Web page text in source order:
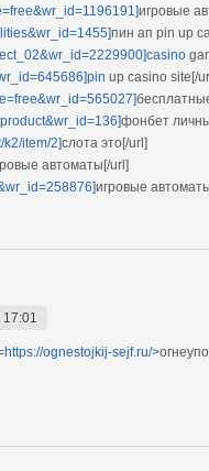
игровые
пин ап pin up
up casino site[/
фонбет
k2/item/2]слота это[/url]
автоматы[/url]
игровые
https://ognestojkij-sejf.ru/>